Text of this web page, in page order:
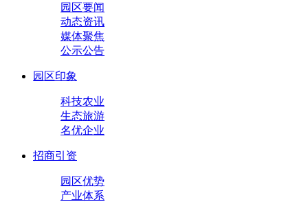
园区要闻
动态资讯
媒体聚焦
公示公告
园区印象
科技农业
生态旅游
名优企业
招商引资
园区优势
产业体系